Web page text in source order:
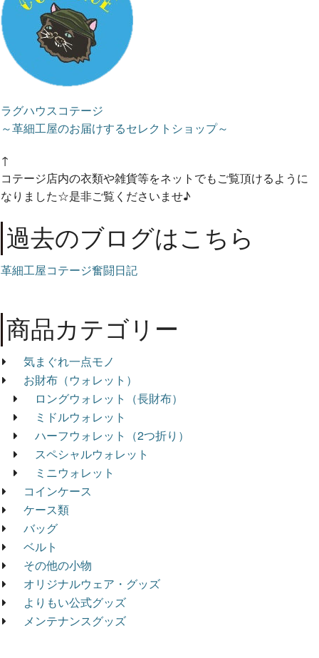
ラグハウスコテージ
～革細工屋のお届けするセレクトショップ～
↑
コテージ店内の衣類や雑貨等をネットでもご覧頂けるように
なりました☆是非ご覧くださいませ♪
過去のブログはこちら
革細工屋コテージ奮闘日記
商品カテゴリー
気まぐれ一点モノ
お財布（ウォレット）
ロングウォレット（長財布）
ミドルウォレット
ハーフウォレット（2つ折り）
スペシャルウォレット
ミニウォレット
コインケース
ケース類
バッグ
ベルト
その他の小物
オリジナルウェア・グッズ
よりもい公式グッズ
メンテナンスグッズ